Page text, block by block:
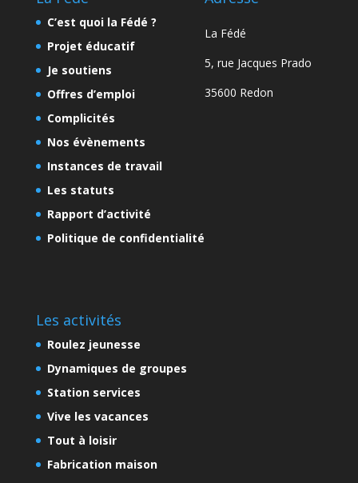
C’est quoi la Fédé ?
Projet éducatif
Je soutiens
Offres d’emploi
Complicités
Nos évènements
Instances de travail
Les statuts
Rapport d’activité
Politique de confidentialité
La Fédé
5, rue Jacques Prado
35600 Redon
Les activités
Roulez jeunesse
Dynamiques de groupes
Station services
Vive les vacances
Tout à loisir
Fabrication maison